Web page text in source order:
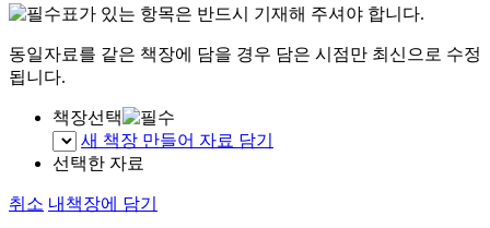
표가 있는 항목은 반드시 기재해 주셔야 합니다.
동일자료를 같은 책장에 담을 경우 담은 시점만 최신으로 수정
됩니다.
책장선택
새 책장 만들어 자료 담기
선택한 자료
취소 내책장에 담기